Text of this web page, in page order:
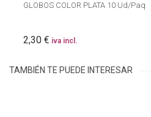
GLOBOS COLOR PLATA 10 Ud/Paq
2,30 € iva incl.
TAMBIÉN TE PUEDE INTERESAR